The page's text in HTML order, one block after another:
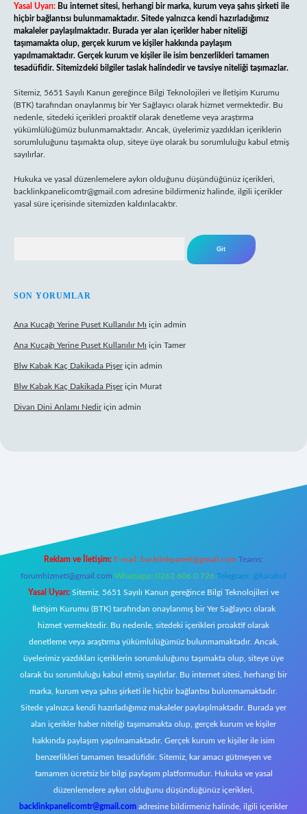
Yasal Uyarı: Bu internet sitesi, herhangi bir marka, kurum veya şahıs şirketi ile
hiçbir bağlantısı bulunmamaktadır. Sitede yalnızca kendi hazırladığımız
makaleler paylaşılmaktadır. Burada yer alan içerikler haber niteliği
taşımamakta olup, gerçek kurum ve kişiler hakkında paylaşım
yapılmamaktadır. Gerçek kurum ve kişiler ile isim benzerlikleri tamamen
tesadüfidir. Sitemizdeki bilgiler taslak halindedir ve tavsiye niteliği taşımazlar.
Sitemiz, 5651 Sayılı Kanun gereğince Bilgi Teknolojileri ve İletişim Kurumu
(BTK) tarafından onaylanmış bir Yer Sağlayıcı olarak hizmet vermektedir. Bu
nedenle, sitedeki içerikleri proaktif olarak denetleme veya araştırma
yükümlülüğümüz bulunmamaktadır. Ancak, üyelerimiz yazdıkları içeriklerin
sorumluluğunu taşımakta olup, siteye üye olarak bu sorumluluğu kabul etmiş
sayılırlar.
Hukuka ve yasal düzenlemelere aykırı olduğunu düşündüğünüz içerikleri,
backlinkpanelicomtr@gmail.com adresine bildirmeniz halinde, ilgili içerikler
yasal süre içerisinde sitemizden kaldırılacaktır.
SON YORUMLAR
Ana Kucağı Yerine Puset Kullanılır Mı için admin
Ana Kucağı Yerine Puset Kullanılır Mı için Tamer
Blw Kabak Kaç Dakikada Pişeriçin admin
Blw Kabak Kaç Dakikada Pişeriçin Murat
Divan Dini Anlamı Nediriçin admin
Reklam ve İletişim: E-mail: backlinkpaneli@gmail.com Teams:
forumhizmeti@gmail.com Whatsapp: 0262 606 0 726 Telegram: @karabul
Yasal Uyarı: Sitemiz, 5651 Sayılı Kanun gereğince Bilgi Teknolojileri ve
İletişim Kurumu (BTK) tarafından onaylanmış bir Yer Sağlayıcı olarak
hizmet vermektedir. Bu nedenle, sitedeki içerikleri proaktif olarak
denetleme veya araştırma yükümlülüğümüz bulunmamaktadır. Ancak,
üyelerimiz yazdıkları içeriklerin sorumluluğunu taşımakta olup, siteye üye
olarak bu sorumluluğu kabul etmiş sayılırlar. Bu internet sitesi, herhangi bir
marka, kurum veya şahıs şirketi ile hiçbir bağlantısı bulunmamaktadır.
Sitede yalnızca kendi hazırladığımız makaleler paylaşılmaktadır. Burada yer
alan içerikler haber niteliği taşımamakta olup, gerçek kurum ve kişiler
hakkında paylaşım yapılmamaktadır. Gerçek kurum ve kişiler ile isim
benzerlikleri tamamen tesadüfidir. Sitemiz, kar amacı gütmeyen ve
tamamen ücretsiz bir bilgi paylaşım platformudur. Hukuka ve yasal
düzenlemelere aykırı olduğunu düşündüğünüz içerikleri,
backlinkpanelicomtr@gmail.com adresine bildirmeniz halinde, ilgili içerikler